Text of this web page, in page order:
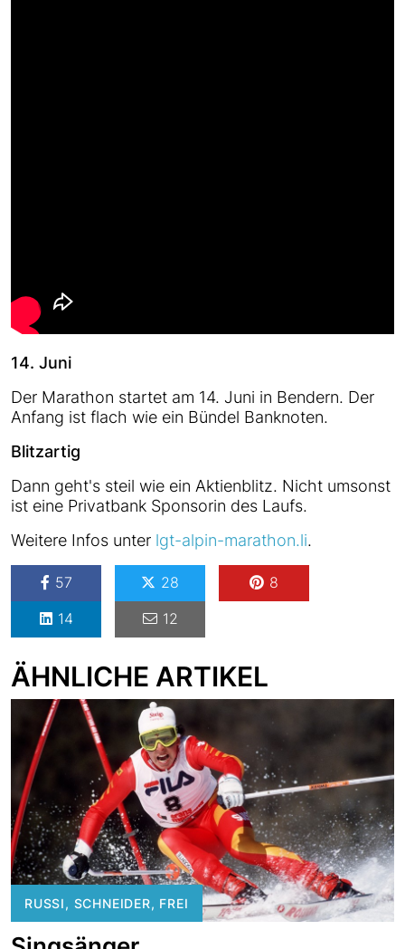
14. Juni
Der Marathon startet am 14. Juni in Bendern. Der
Anfang ist flach wie ein Bündel Banknoten.
Blitzartig
Dann geht's steil wie ein Aktienblitz. Nicht umsonst
ist eine Privatbank Sponsorin des Laufs.
Weitere Infos unter lgt-alpin-marathon.li.
57 28
8
14
12
ÄHNLICHE ARTIKEL
RUSSI, SCHNEIDER, FREI